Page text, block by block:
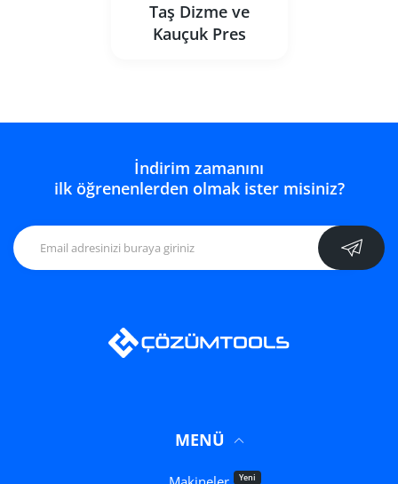
Taş Dizme ve
Kauçuk Pres
İndirim zamanını
ilk öğrenenlerden olmak ister misiniz?
MENÜ
Yeni